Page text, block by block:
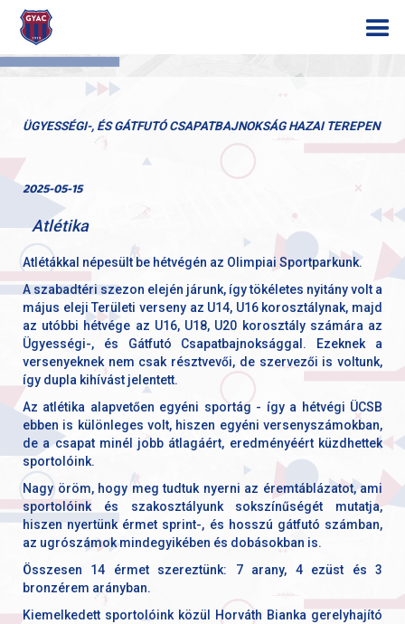
ÜGYESSÉGI-, ÉS GÁTFUTÓ CSAPATBAJNOKSÁG HAZAI TEREPEN
2025-05-15
Atlétika
Atlétákkal népesült be hétvégén az Olimpiai Sportparkunk.
A szabadtéri szezon elején járunk, így tökéletes nyitány volt a
május eleji Területi verseny az U14, U16 korosztálynak, majd
az utóbbi hétvége az U16, U18, U20 korosztály számára az
Ügyességi-, és Gátfutó Csapatbajnoksággal. Ezeknek a
versenyeknek nem csak résztvevői, de szervezői is voltunk,
így dupla kihívást jelentett.
Az atlétika alapvetően egyéni sportág - így a hétvégi ÜCSB
ebben is különleges volt, hiszen egyéni versenyszámokban,
de a csapat minél jobb átlagáért, eredményéért küzdhettek
sportolóink.
Nagy öröm, hogy meg tudtuk nyerni az éremtáblázatot, ami
sportolóink és szakosztályunk sokszínűségét mutatja,
hiszen nyertünk érmet sprint-, és hosszú gátfutó számban,
az ugrószámok mindegyikében és dobásokban is.
Összesen 14 érmet szereztünk: 7 arany, 4 ezüst és 3
bronzérem arányban.
Kiemelkedett sportolóink közül Horváth Bianka gerelyhajító